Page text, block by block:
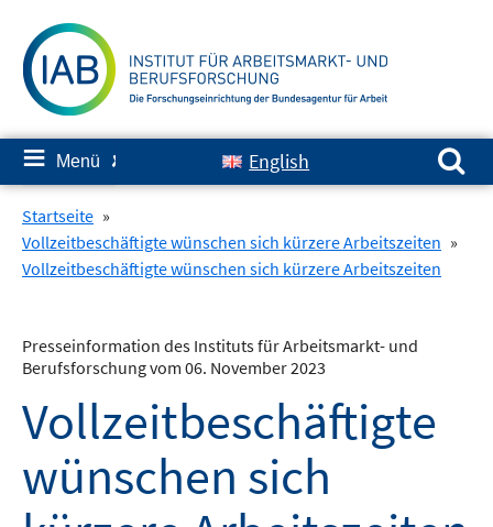
zum
Inhalt
≡ Menü ✘ English
Suchen nach:
Startseite »
Vollzeitbeschäftigte wünschen sich kürzere Arbeitszeiten »
Vollzeitbeschäftigte wünschen sich kürzere Arbeitszeiten
Presseinformation des Instituts für Arbeitsmarkt- und
Berufsforschung vom 06. November 2023
Vollzeitbeschäftigte
wünschen sich